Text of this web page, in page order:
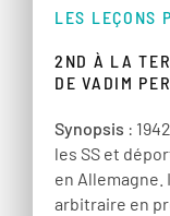
LES LEÇONS
2ND À LA
DE VADIM
Synopsis :
les SS et
en Allemagne.
arbitraire en